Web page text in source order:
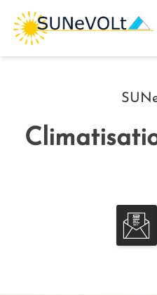
Skip
content